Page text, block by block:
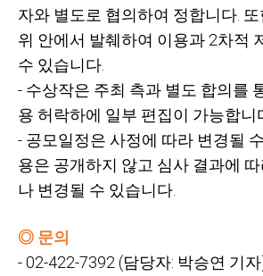
자와 별도로 협의하여 정합니다.
위 안에서 발췌하여 이용과 2차적
수 있습니다.
- 수상작은 주최 측과 별도 합의를
용 허락하에 일부 편집이 가능합니
- 공모일정은 사정에 따라 변경될
용은 공개하지 않고 심사 결과에
나 변경될 수 있습니다.
◎ 문의
- 02-422-7392 (담당자: 박승연 기